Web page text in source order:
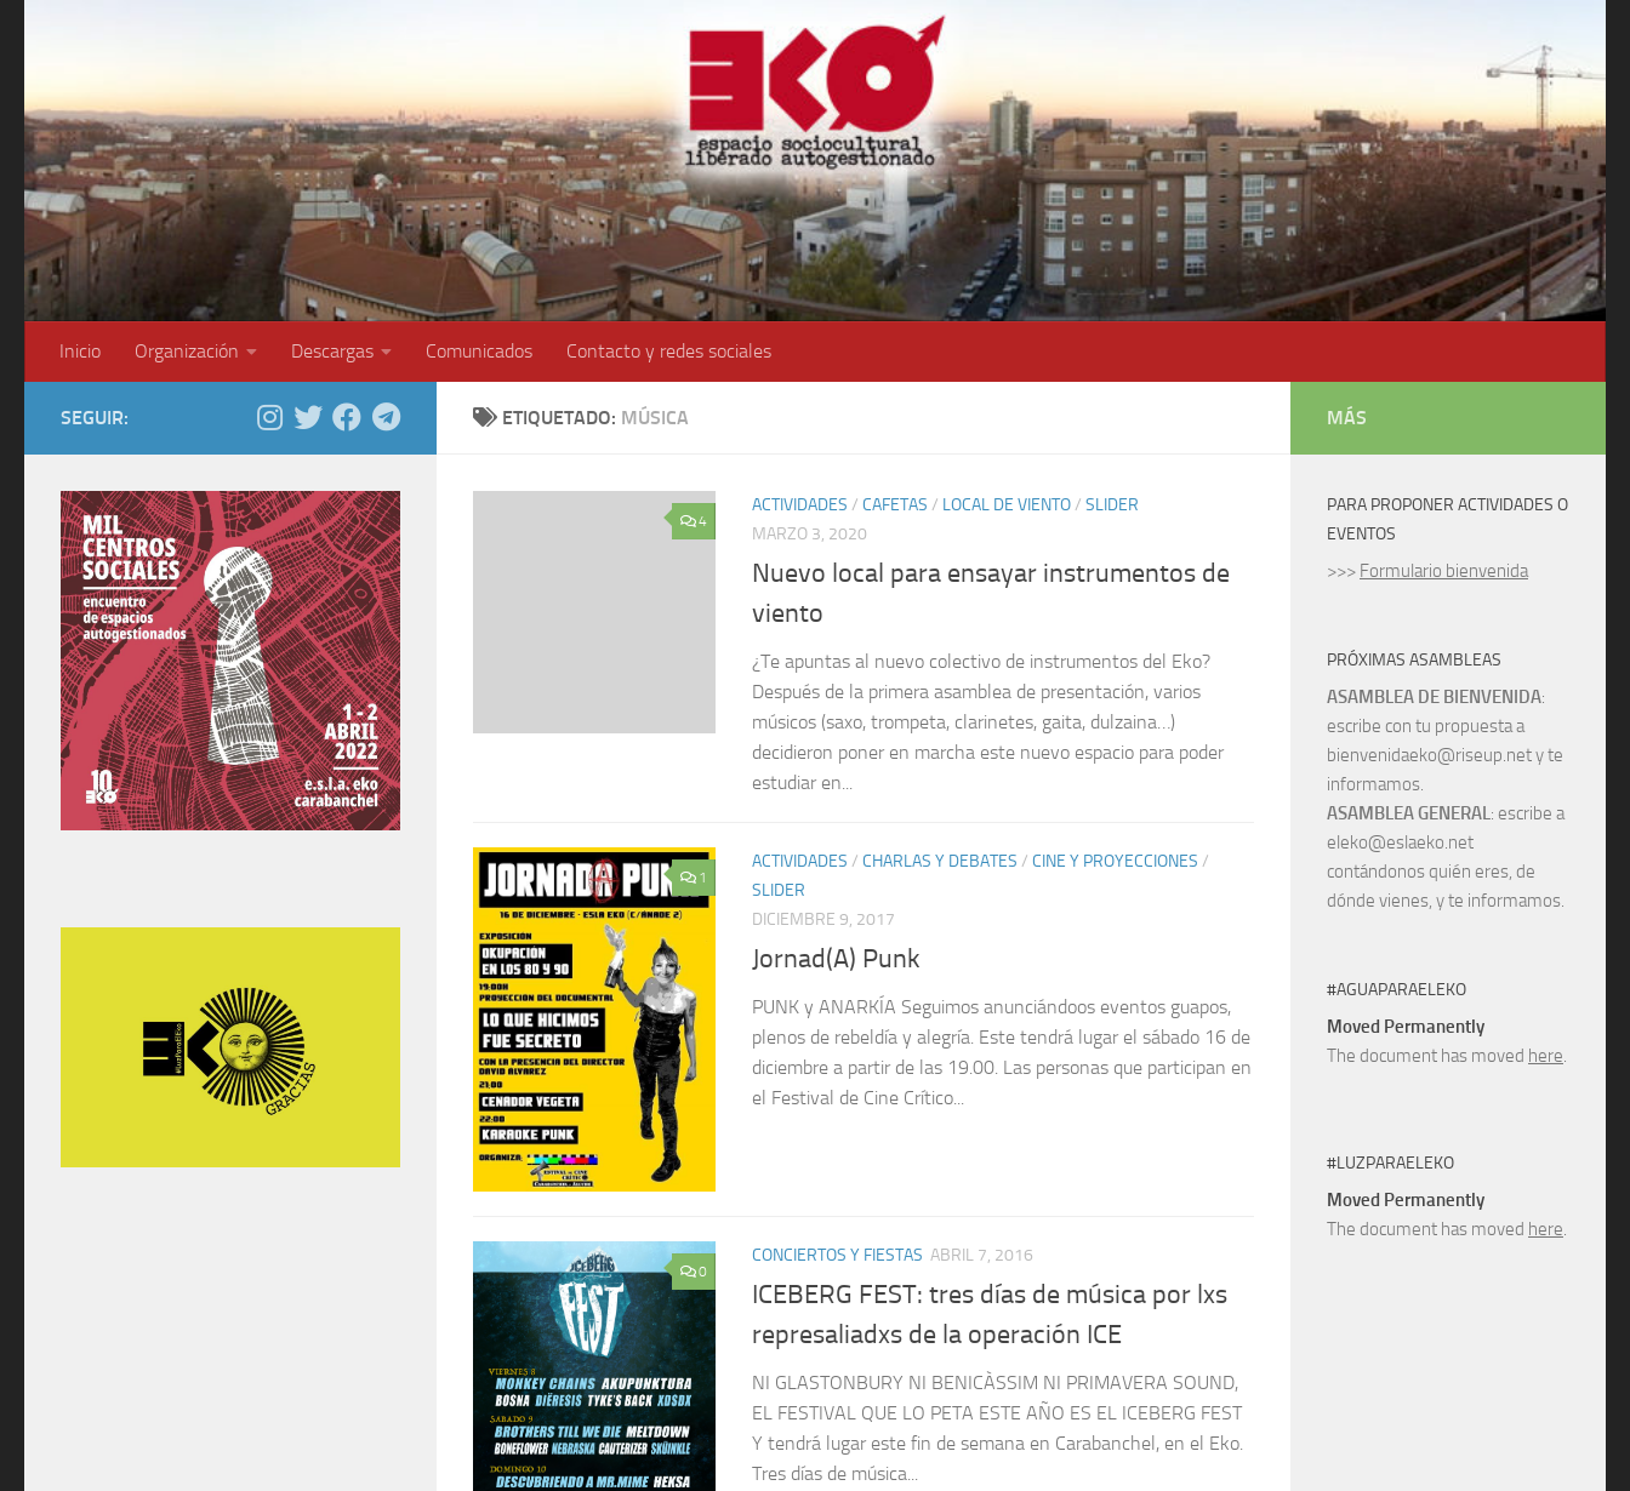
Inicio Organización Descargas Comunicados Contacto y redes sociales
ETIQUETADO: MÚSICA
4
ACTIVIDADES / CAFETAS / LOCAL DE VIENTO/ SLIDER
MARZO 3, 2020
Nuevo local para ensayar instrumentos de
viento
¿Te apuntas al nuevo colectivo de instrumentos del Eko?
Después de la primera asamblea de presentación, varios
músicos (saxo, trompeta, clarinetes, gaita, dulzaina…)
decidieron poner en marcha este nuevo espacio para poder
estudiar en...
1
ACTIVIDADES / CHARLAS Y DEBATES / CINE Y PROYECCIONES /
SLIDER
DICIEMBRE 9, 2017
Jornad(A) Punk
PUNK y ANARKÍA Seguimos anunciándoos eventos guapos,
plenos de rebeldía y alegría. Este tendrá lugar el sábado 16 de
diciembre a partir de las 19.00. Las personas que participan en
el Festival de Cine Crítico...
0
CONCIERTOS Y FIESTAS ABRIL 7, 2016
ICEBERG FEST: tres días de música por lxs
represaliadxs de la operación ICE
NI GLASTONBURY NI BENICÀSSIM NI PRIMAVERA SOUND,
EL FESTIVAL QUE LO PETA ESTE AÑO ES EL ICEBERG FEST
Y tendrá lugar este fin de semana en Carabanchel, en el Eko.
Tres días de música...
SEGUIR: MÁS
PARA PROPONER ACTIVIDADES O
EVENTOS
>>> Formulario bienvenida
PRÓXIMAS ASAMBLEAS
ASAMBLEA DE BIENVENIDA:
escribe con tu propuesta a
bienvenidaeko@riseup.net y te
informamos.
ASAMBLEA GENERAL: escribe a
eleko@eslaeko.net
contándonos quién eres, de
dónde vienes, y te informamos.
#AGUAPARAELEKO
Moved Permanently
The document has moved here.
#LUZPARAELEKO
Moved Permanently
The document has moved here.